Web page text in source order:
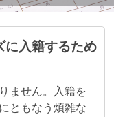
入籍するため
ません。入籍を
ともなう煩雑な